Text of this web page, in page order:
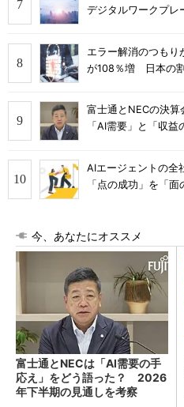
デジタルワークプレ
エラー解消のつもり
が108％増 日本の
富士通とNECの決
「AI需要」と「収益
AIエージェントの
「点の成功」を「
今、あなたにオススメ
富士通とNECは「AI需要の手
応え」をどう語った？ 2026
年下半期の見通しを考察